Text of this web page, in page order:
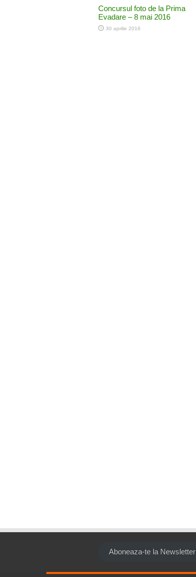
Concursul foto de la Prima
Evadare – 8 mai 2016
30 aprilie 2016
Aboneaza-te la Newsletter